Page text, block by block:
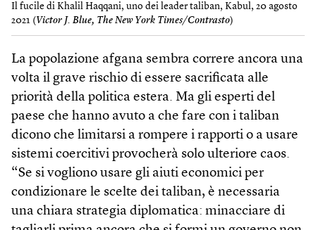
Il fucile di Khalil Haqqani, uno dei leader taliban, Kabul, 20 agosto
2021 (Victor J. Blue, The New York Times/Contrasto)
La popolazione afgana sembra correre ancora una
volta il grave rischio di essere sacrificata alle
priorità della politica estera. Ma gli esperti del
paese che hanno avuto a che fare con i taliban
dicono che limitarsi a rompere i rapporti o a usare
sistemi coercitivi provocherà solo ulteriore caos.
“Se si vogliono usare gli aiuti economici per
condizionare le scelte dei taliban, è necessaria
una chiara strategia diplomatica: minacciare di